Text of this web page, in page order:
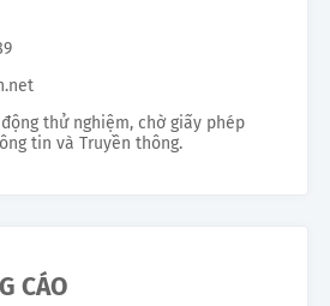
thử nghiệm, chờ giấy phép
tin và Truyền thông.
CÁO